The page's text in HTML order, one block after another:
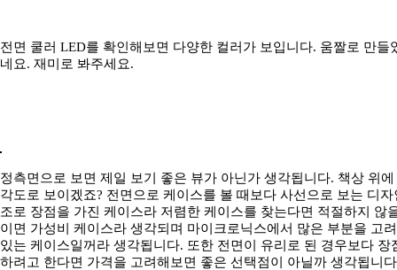
전면 쿨러 LED를 확인해보면 다양한 컬러가 보입니다. 움짤로 만
네요. 재미로 봐주세요.
정측면으로 보면 제일 보기 좋은 뷰가 아닌가 생각됩니다. 책상 위
각도로 보이겠죠? 전면으로 케이스를 볼 때보다 사선으로 보는 디
조로 장점을 가진 케이스라 저렴한 케이스를 찾는다면 적절하지 않
이면 가성비 케이스라 생각되며 마이크로닉스에서 많은 부분을 고
있는 케이스일꺼라 생각됩니다. 또한 전면이 유리로 된 경우보다
하려고 한다면 가격을 고려해보면 좋은 선택점이 아닐까 생각됩니